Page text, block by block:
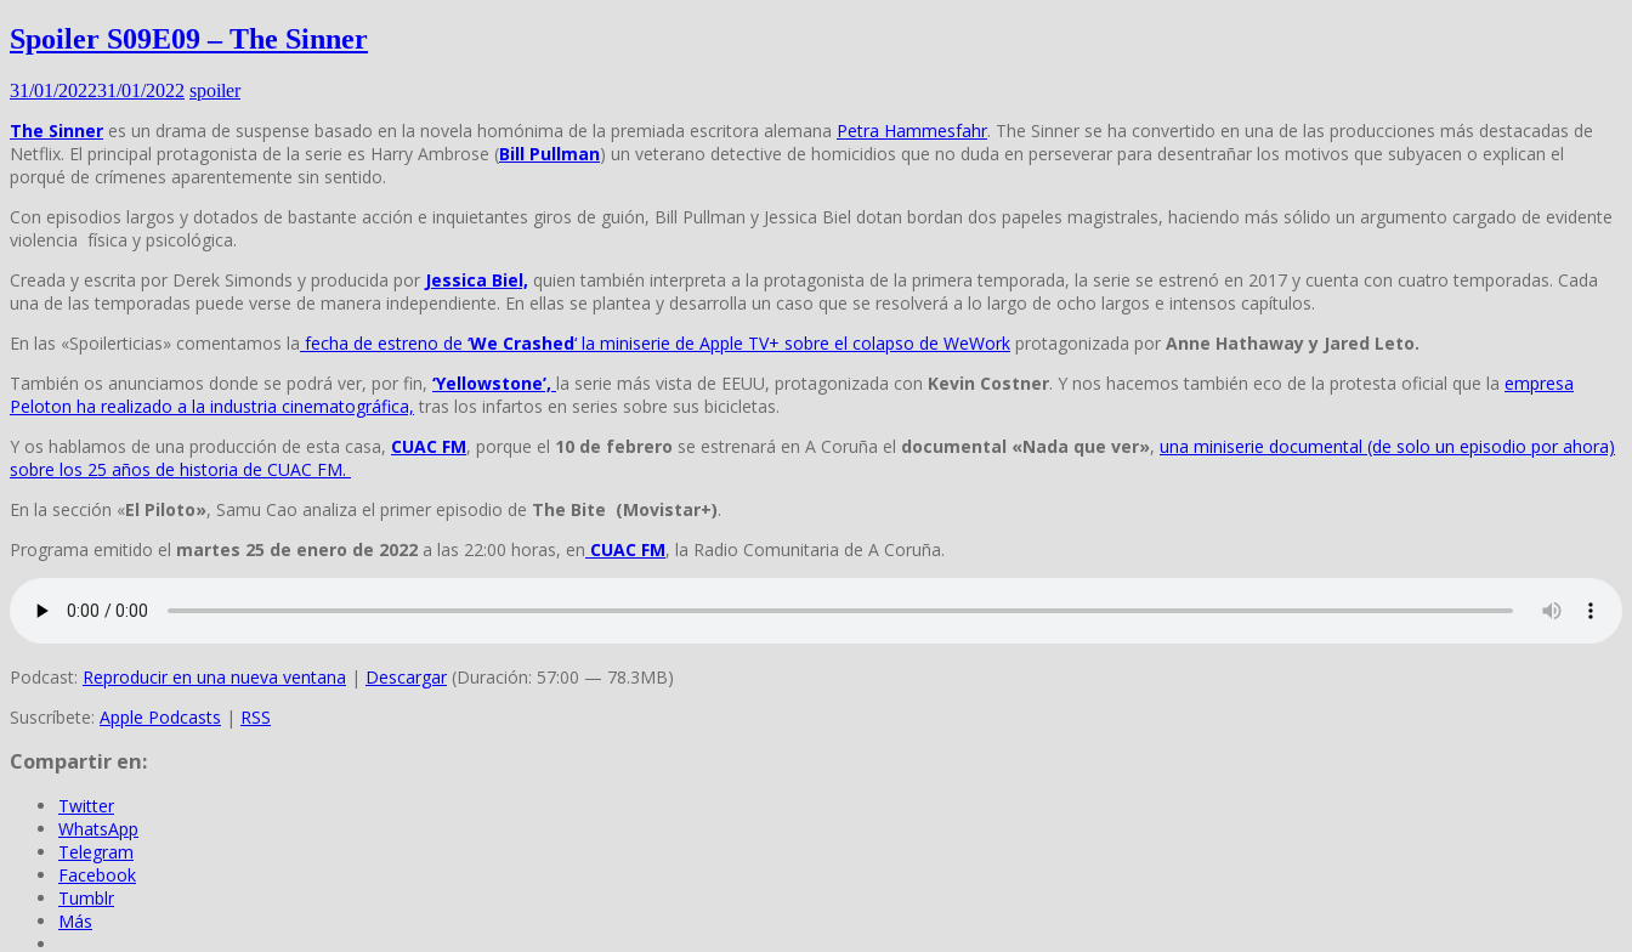
Spoiler S09E09 – The Sinner
31/01/202231/01/2022 spoiler
The Sinner es un drama de suspense basado en la novela homónima de la premiada escritora alemana Petra Hammesfahr. The Sinner se ha convertido en una de las producciones más destacadas de
Netflix. El principal protagonista de la serie es Harry Ambrose (Bill Pullman) un veterano detective de homicidios que no duda en perseverar para desentrañar los motivos que subyacen o explican el
porqué de crímenes aparentemente sin sentido.
Con episodios largos y dotados de bastante acción e inquietantes giros de guión, Bill Pullman y Jessica Biel dotan bordan dos papeles magistrales, haciendo más sólido un argumento cargado de evidente
violencia física y psicológica.
Creada y escrita por Derek Simonds y producida por Jessica Biel, quien también interpreta a la protagonista de la primera temporada, la serie se estrenó en 2017 y cuenta con cuatro temporadas. Cada
una de las temporadas puede verse de manera independiente. En ellas se plantea y desarrolla un caso que se resolverá a lo largo de ocho largos e intensos capítulos.
En las «Spoilerticias» comentamos la fecha de estreno de ‘We Crashed‘ la miniserie de Apple TV+ sobre el colapso de WeWork protagonizada por Anne Hathaway y Jared Leto.
También os anunciamos donde se podrá ver, por fin, ‘Yellowstone’, la serie más vista de EEUU, protagonizada con Kevin Costner. Y nos hacemos también eco de la protesta oficial que la empresa
Peloton ha realizado a la industria cinematográfica, tras los infartos en series sobre sus bicicletas.
Y os hablamos de una producción de esta casa, CUAC FM, porque el 10 de febrero se estrenará en A Coruña el documental «Nada que ver», una miniserie documental (de solo un episodio por ahora)
sobre los 25 años de historia de CUAC FM.
En la sección «El Piloto», Samu Cao analiza el primer episodio de The Bite (Movistar+).
Programa emitido el martes 25 de enero de 2022 a las 22:00 horas, en CUAC FM, la Radio Comunitaria de A Coruña.
Podcast: Reproducir en una nueva ventana | Descargar (Duración: 57:00 — 78.3MB)
Suscríbete: Apple Podcasts | RSS
Compartir en:
Twitter
WhatsApp
Telegram
Facebook
Tumblr
Más